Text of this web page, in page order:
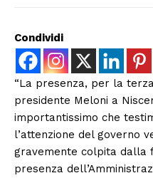
Condividi
“La presenza, per la
presidente Meloni a
importantissimo che
l’attenzione del governo
gravemente colpita dalla
presenza